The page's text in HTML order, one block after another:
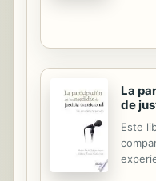
la
el
La
de
Este